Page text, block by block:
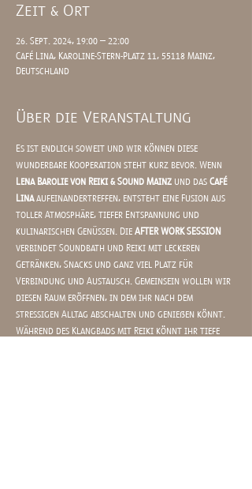
Zeit & Ort
26. Sept. 2024, 19:00 – 22:00
Café Lina, Karoline-Stern-Platz 11, 55118 Mainz,
Deutschland
Über die Veranstaltung
Es ist endlich soweit und wir können diese
wunderbare Kooperation steht kurz bevor. Wenn
Lena Barolie von Reiki & Sound Mainz und das Café
Lina aufeinandertreffen, entsteht eine Fusion aus
toller Atmosphäre, tiefer Entspannung und
kulinarischen Genüssen. Die AFTER WORK SESSION
verbindet Soundbath und Reiki mit leckeren
Getränken, Snacks und ganz viel Platz für
Verbindung und Austausch. Gemeinsein wollen wir
diesen Raum eröffnen, in dem ihr nach dem
stressigen Alltag abschalten und genießen könnt.
Während des Klangbads mit Reiki könnt ihr tiefe